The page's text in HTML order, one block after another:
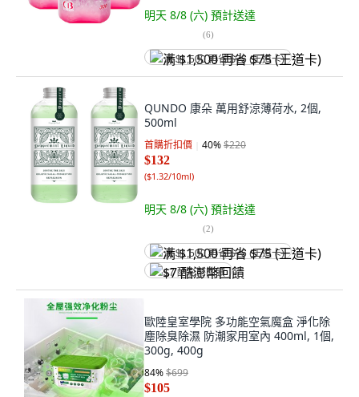
明天 8/8 (六) 預計送達
(6)
满 $1,500 再省 $75 (王道卡)
QUNDO 康朵 萬用舒涼薄荷水, 2個,
500ml
首購折扣價 40%$220
$132
($1.32/10ml)
明天 8/8 (六) 預計送達
(2)
满 $1,500 再省 $75 (王道卡)
$7 酷澎幣回饋
歐陸皇室學院 多功能空氣魔盒 淨化除
塵除臭除濕 防潮家用室內 400ml, 1個,
300g, 400g
84%$699
$105